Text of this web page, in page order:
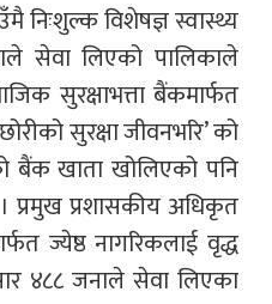
निःशुल्क विशेषज्ञ स्वास्थ्य
सेवा लिएको पालिकाले
सुरक्षाभत्ता बैंकमार्फत
सुरक्षा जीवनभरि’ को
बैंक खाता खोलिएको पनि
प्रमुख प्रशासकीय अधिकृत
ज्येष्ठ नागरिकलाई वृद्ध
४८८ जनाले सेवा लिएका